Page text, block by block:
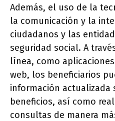
Además, el uso de la
la comunicación y la
ciudadanos y las
seguridad social. A
línea, como
web, los beneficiarios
información actualizada
beneficios, así como
consultas de manera